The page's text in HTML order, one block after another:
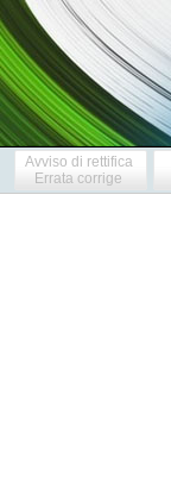
Avviso di rettifica
Errata corrige